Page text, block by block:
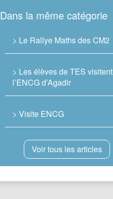
Dans la même catégorie
> Le Rallye Maths des CM2
> Les élèves de TES visitent
l’ENCG d’Agadir
> Visite ENCG
Voir tous les articles